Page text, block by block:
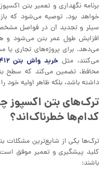
برنامه نگهداری و تعمیر بتن
خواهد بود. توصیه می‌شود که
سیلر و تجدید آن در فواصل
افزایش طول عمر بتن می‌شود و
می‌دهد. برای پروژه‌های تجاری یا
می‌کنند، مثل خرید واش بتن W۴۱۲
محافظ، تضمین می‌کند که سطح
داشته باشد، بلکه ظاهر اولیه خود
ترک‌های بتن اکسپوز
کدام‌ها خطرناک‌اند؟
ترک‌ها یکی از شایع‌ترین مشکلات
کلید پیشگیری و تعمیر موفق
باشند: